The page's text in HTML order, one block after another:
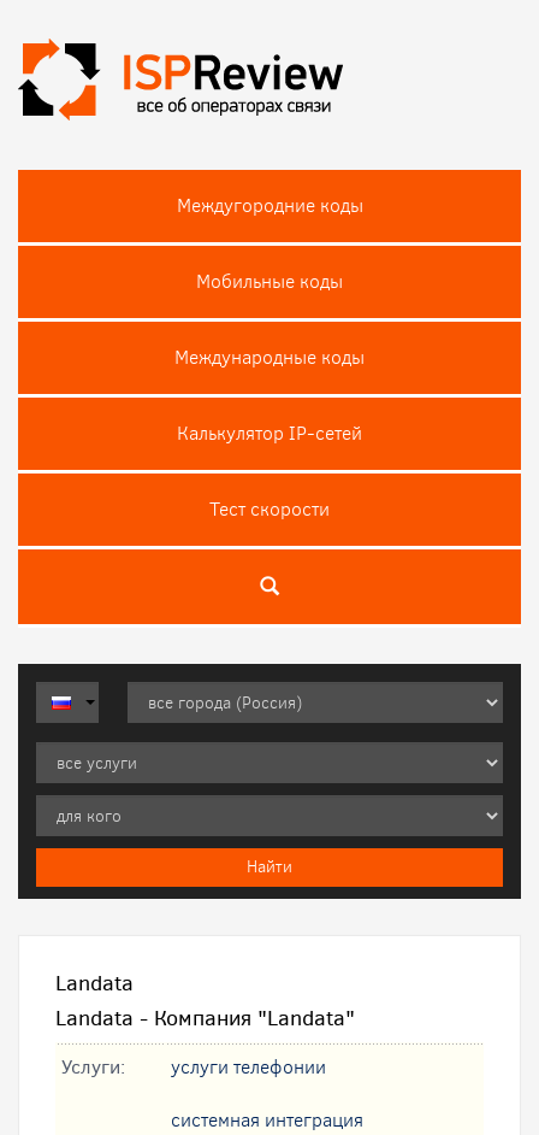
Междугородние коды
Мобильные коды
Международные коды
Калькулятор IP-сетей
Тест скороcти
Landata
Landata - Компания "Landata"
Услуги: услуги телефонии
системная интеграция